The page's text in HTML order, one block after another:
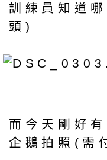
訓練員知道
頭)
而今天剛好
企鵝拍照(需